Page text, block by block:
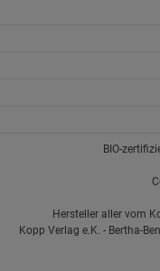
BIO-
Hersteller aller vom
Kopp Verlag e.K. - Bertha-
Statistik
Marketing